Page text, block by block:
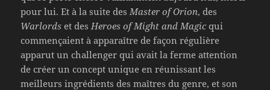
pour lui. Et à la suite des Master of Orion, des
Warlords et des Heroes of Might and Magic qui
commençaient à apparaître de façon régulière
apparut un challenger qui avait la ferme attention
de créer un concept unique en réunissant les
meilleurs ingrédients des maîtres du genre, et son